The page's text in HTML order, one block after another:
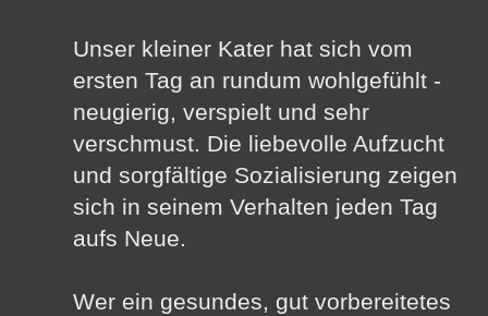
Unser kleiner Kater hat sich vom
ersten Tag an rundum wohlgefühlt -
neugierig, verspielt und sehr
verschmust. Die liebevolle Aufzucht
und sorgfältige Sozialisierung zeigen
sich in seinem Verhalten jeden Tag
aufs Neue.
Wer ein gesundes, gut vorbereitetes